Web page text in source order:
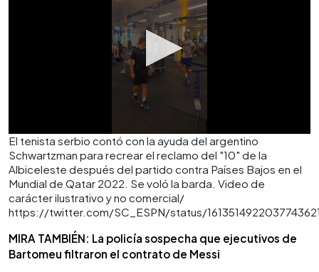
El tenista serbio contó con la ayuda del argentino
Schwartzman para recrear el reclamo del "10" de la
Albiceleste después del partido contra Países Bajos en el
Mundial de Qatar 2022. Se voló la barda. Video de
carácter ilustrativo y no comercial/
https://twitter.com/SC_ESPN/status/
MIRA TAMBIÉN: La policía sospecha que ejecutivos de
Bartomeu filtraron el contrato de Messi